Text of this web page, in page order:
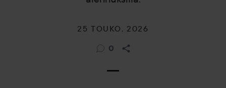
25 TOUKO, 2026
0